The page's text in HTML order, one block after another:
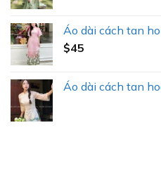
Áo dài cách tan
$45
Áo dài cách tan